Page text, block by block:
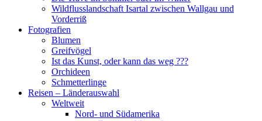
Wildflusslandschaft Isartal zwischen Wallgau und
Vorderriß
Fotografien
Blumen
Greifvögel
Ist das Kunst, oder kann das weg ???
Orchideen
Schmetterlinge
Reisen – Länderauswahl
Weltweit
Nord- und Südamerika